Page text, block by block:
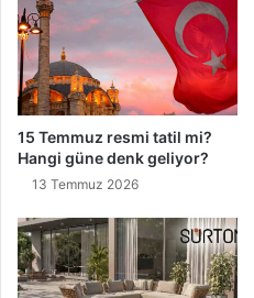
15 Temmuz resmi tatil mi?
Hangi güne denk geliyor?
13 Temmuz 2026